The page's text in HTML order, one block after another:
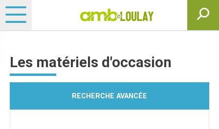
Les matériels d'occasion
RECHERCHE AVANCÉE